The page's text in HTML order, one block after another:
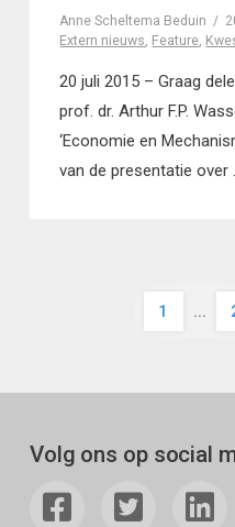
Anne Scheltema Beduin
Extern nieuws, Feature,
20 juli 2015 – Graag
prof. dr. Arthur F.P.
‘Economie en
van de presentatie over
1 ...
Volg ons op social